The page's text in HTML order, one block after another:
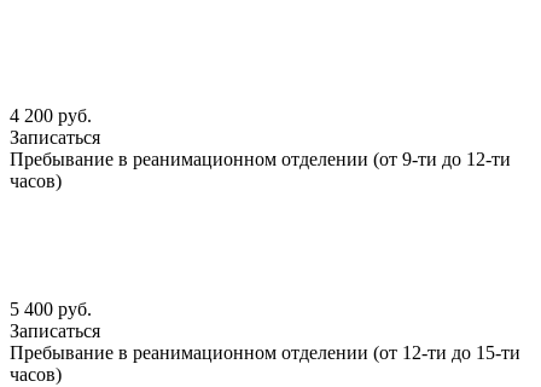
4 200 руб.
Записаться
Пребывание в реанимационном отделении (от 9-ти до 12-ти
часов)
5 400 руб.
Записаться
Пребывание в реанимационном отделении (от 12-ти до 15-ти
часов)